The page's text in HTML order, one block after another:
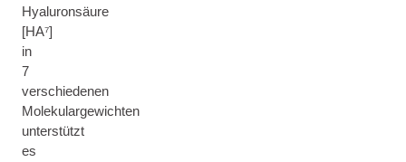
Hyaluronsäure
[HA⁷]
in
7
verschiedenen
Molekulargewichten
unterstützt
es